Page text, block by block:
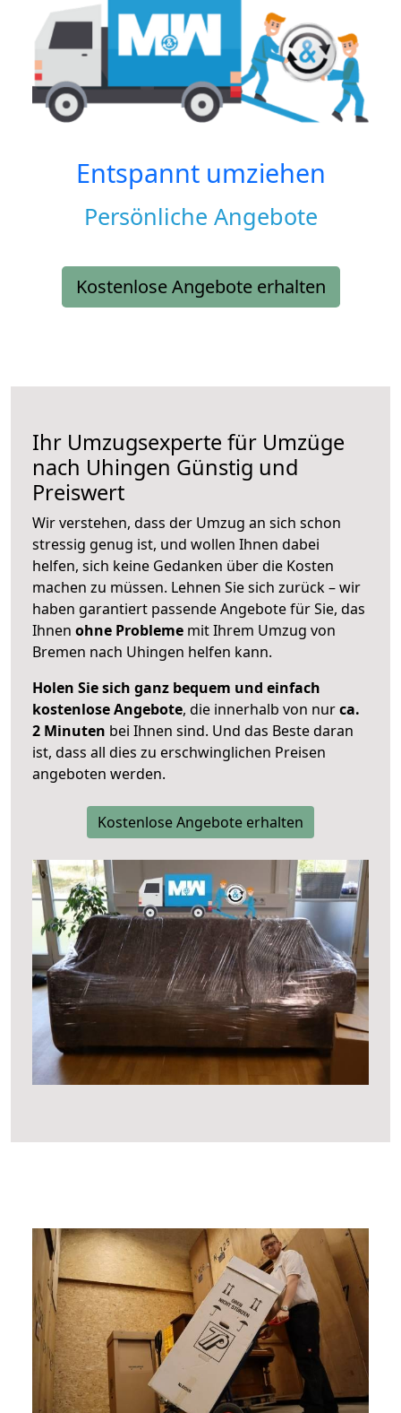
Entspannt umziehen
Persönliche Angebote
Kostenlose Angebote erhalten
Ihr Umzugsexperte für Umzüge
nach Uhingen Günstig und
Preiswert
Wir verstehen, dass der Umzug an sich schon
stressig genug ist, und wollen Ihnen dabei
helfen, sich keine Gedanken über die Kosten
machen zu müssen. Lehnen Sie sich zurück – wir
haben garantiert passende Angebote für Sie, das
Ihnen ohne Probleme mit Ihrem Umzug von
Bremen nach Uhingen helfen kann.
Holen Sie sich ganz bequem und einfach
kostenlose Angebote, die innerhalb von nurca.
2 Minuten bei Ihnen sind. Und das Beste daran
ist, dass all dies zu erschwinglichen Preisen
angeboten werden.
Kostenlose Angebote erhalten